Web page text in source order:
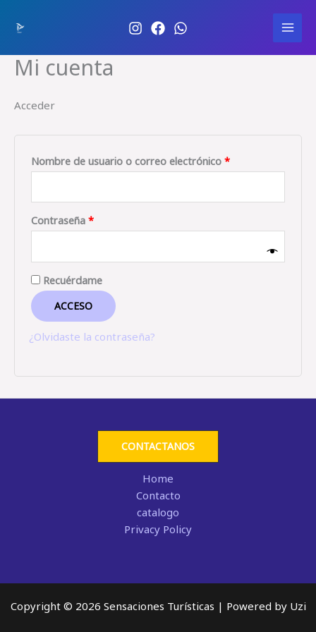
Mi cuenta
Acceder
Nombre de usuario o correo electrónico *Obligatorio
Contraseña *Obligatorio
Recuérdame
ACCESO
¿Olvidaste la contraseña?
CONTACTANOS
Home
Contacto
catalogo
Privacy Policy
Copyright © 2026 Sensaciones Turísticas | Powered by Uzi